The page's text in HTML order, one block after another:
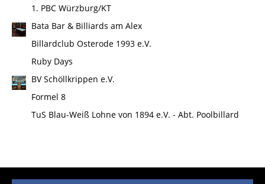
1. PBC Würzburg/KT
Bata Bar & Billiards am Alex
Billardclub Osterode 1993 e.V.
Ruby Days
BV Schöllkrippen e.V.
Formel 8
TuS Blau-Weiß Lohne von 1894 e.V. - Abt. Poolbillard